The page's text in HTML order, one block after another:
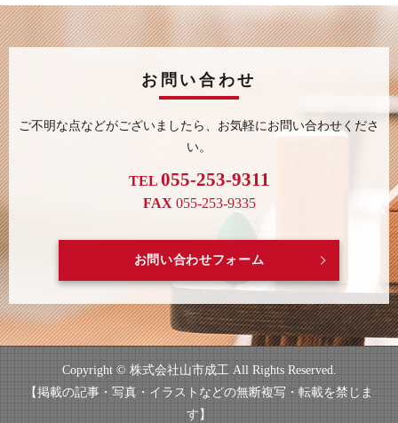
お問い合わせ
ご不明な点などがございましたら、 お気軽にお問い合わせくださ
い。
TEL 055-253-9311
FAX 055-253-9335
お問い合わせフォーム
Copyright © 株式会社山市成工 All Rights Reserved.
【掲載の記事・写真・イラストなどの無断複写・転載を禁じま
す】